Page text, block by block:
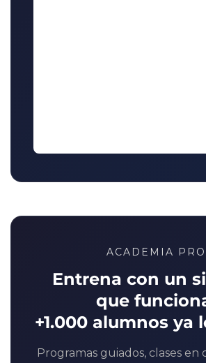
ACADEMIA PRO
Entrena con un
que
+1.000 alumnos ya
Programas guiados, clases en